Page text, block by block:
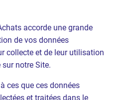
accorde une grande
de vos données
collecte et de leur utilisation
notre Site.
ces que ces données
et traitées dans le